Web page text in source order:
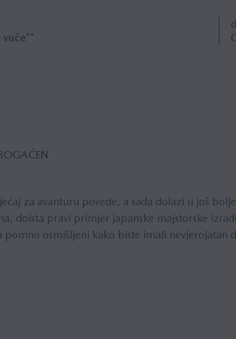
za avanturu povede, a sada dolazi u još
doista pravi primjer japanske majstorske
osmišljeni kako biste imali nevjerojatan